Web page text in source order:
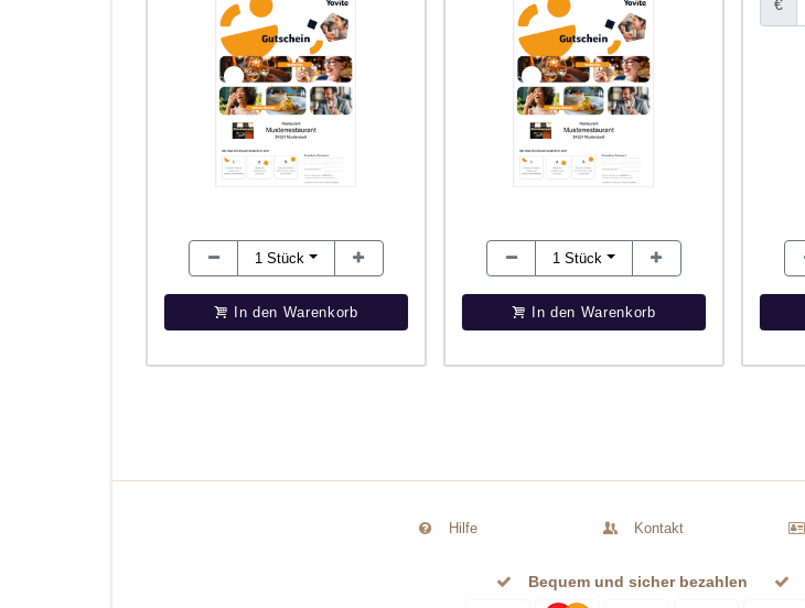
1Stück
In den Warenkorb
1Stück
In den Warenkorb
€
Hilfe Kontakt
Bequem und sicher bezahlen